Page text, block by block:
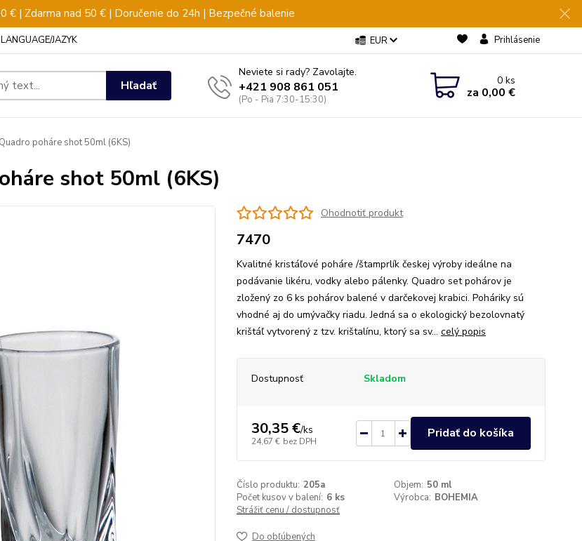
€ | Zdarma nad 50 € | Doručenie do 24h | Bezpečné balenie
LANGUAGE/JAZYK EUR Prihlásenie
Hľadať
Neviete si rady? Zavolajte.
+421 908 861 051
(Po - Pia 7:30-15:30)
0ks
za 0,00 €
Quadro poháre shot 50ml (6KS)
shot 50ml (6KS)
Ohodnotiť produkt
7470
Kvalitné kristáľové poháre /štamprlík českej výroby ideálne na
podávanie likéru, vodky alebo pálenky. Quadro set pohárov je
zložený zo 6 ks pohárov balené v darčekovej krabici. Poháriky sú
vhodné aj do umývačky riadu. Jedná sa o ekologický bezolovnatý
krištáľ vytvorený z tzv. krištalínu, ktorý sa sv... celý popis
Dostupnosť Skladom
30,35 €/ks
24,67 € bez DPH
Pridať do košíka
Číslo produktu: 205a Objem: 50 ml
Počet kusov v balení: 6 ks Výrobca: BOHEMIA
Strážiť cenu / dostupnosť
Do obľúbených